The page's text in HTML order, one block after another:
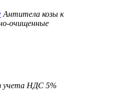
Антитела козы к
очищенные
учета НДС 5%